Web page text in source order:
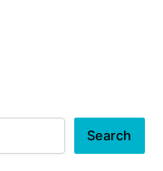
Search